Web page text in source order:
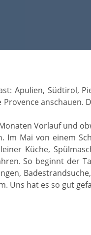
Apulien, Südtirol,
anschauen.
Vorlauf und
Im Mai von einem
Küche,
So beginnt der
Uns hat es so gut